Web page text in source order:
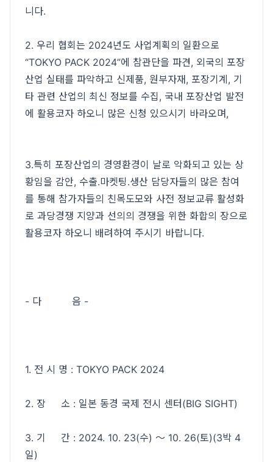
니다.
2. 우리 협회는 2024년도 사업계획의 일환으로
“TOKYO PACK 2024”에 참관단을 파견, 외국의 포장
산업 실태를 파악하고 신제품, 원부자재, 포장기계, 기
타 관련 산업의 최신 정보를 수집, 국내 포장산업 발전
에 활용코자 하오니 많은 신청 있으시기 바라오며,
3.특히 포장산업의 경영환경이 날로 악화되고 있는 상
황임을 감안, 수출․마켓팅․생산 담당자들의 많은 참여
를 통해 참가자들의 친목도모와 사전 정보교류 활성화
로 과당경쟁 지양과 선의의 경쟁을 위한 화합의 장으로
활용코자 하오니 배려하여 주시기 바랍니다.
- 다 음 -
1. 전 시 명 : TOKYO PACK 2024
2. 장 소 : 일본 동경 국제 전시 센터(BIG SIGHT)
3. 기 간 : 2024. 10. 23(수) ～ 10. 26(토)(3박 4
일)